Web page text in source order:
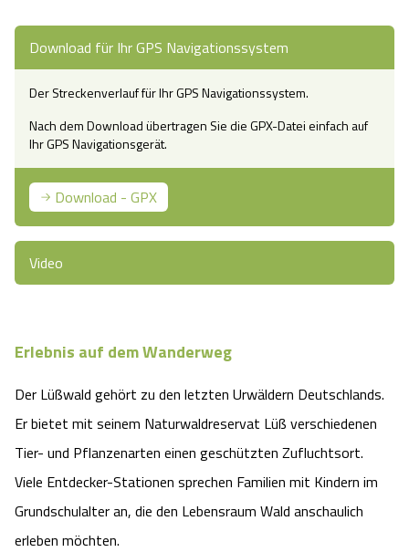
Camping
Urlaub auf dem Bauernhof
Urlaub mit Hund
Anreise
Kataloge
Shop
Angebote
Kontakt
Reiten
Kutschen
Regionale Küche
HeideSpezialitäten
Unterkünfte
Urlaub mit Hund
Landschaftsführungen
Wildpark Lüneburger Heide
Otter Zentrum
Wildpark Müden
Snow World Bispingen
Ralf Schumacher Kart & Bowl
Abenteuerland Trampolin-Park
Battle Kart Bispingen
Adventure District Bispingen
Veranstaltungen
Kulinarisches Celle
Unterkünfte Celle
Veranstaltungen & Führungen Celle
Erlebnis auf dem Wanderweg
Der Lüßwald gehört zu den letzten Urwäldern Deutschlands.
Er bietet mit seinem Naturwaldreservat Lüß verschiedenen
Tier- und Pflanzenarten einen geschützten Zufluchtsort.
Viele Entdecker-Stationen sprechen Familien mit Kindern im
Grundschulalter an, die den Lebensraum Wald anschaulich
erleben möchten.
Download für Ihr GPS Navigationssystem
Der Streckenverlauf für Ihr GPS Navigationssystem.
Nach dem Download übertragen Sie die GPX-Datei einfach auf
Ihr GPS Navigationsgerät.
Download - GPX
Video